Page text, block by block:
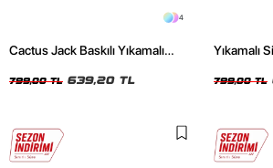
4
Cactus Jack Baskılı Yıkamalı
799,00 TL 639,20 TL
Yıkamalı
799,00 TL